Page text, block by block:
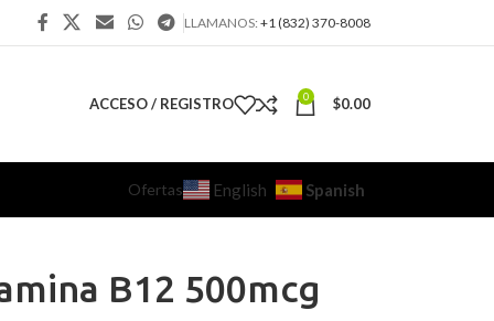
LLAMANOS: +1 (832) 370-8008
ACCESO / REGISTRO 0 $0.00
Ofertas English Spanish
B12 500mcg